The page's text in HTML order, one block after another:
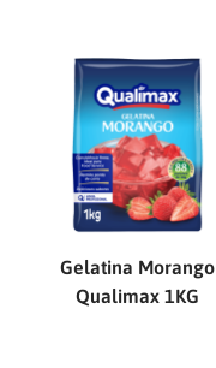
Gelatina Morango
Qualimax 1KG